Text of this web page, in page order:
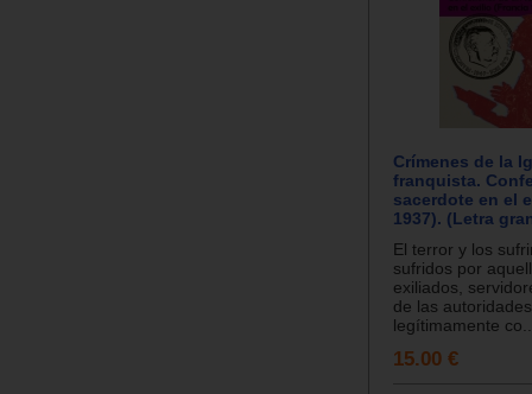
Crímenes de la
franquista.
sacerdote en el
1937). (Letra
El terror y los
sufridos por
exiliados,
de las autoridades
legítimamente
15.00 €